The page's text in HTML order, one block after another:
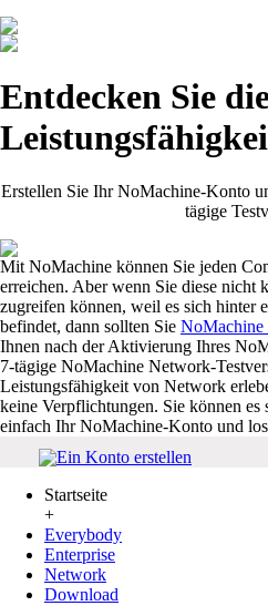
Entdecken Sie
Erstellen Sie Ihr NoMachine-Konto
tägige
Mit NoMachine können Sie jeden
erreichen. Aber wenn Sie diese nicht
zugreifen können, weil es sich hinter
befindet, dann sollten Sie
Ihnen nach der Aktivierung Ihres
7-tägige NoMachine Network-
Leistungsfähigkeit von Network
keine Verpflichtungen. Sie können es
einfach Ihr NoMachine-Konto und
Ein Konto erstellen
Startseite
+
Everybody
Enterprise
Network
Download